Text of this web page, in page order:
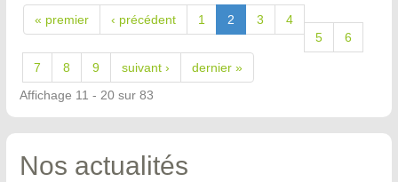
« premier ‹ précédent 1 2 3
4
5
6
7 8 9 suivant ›
dernier »
Affichage 11 - 20 sur 83
Nos actualités